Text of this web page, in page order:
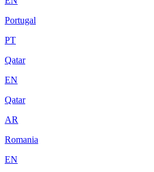
Portugal
PT
Qatar
EN
Qatar
AR
Romania
EN